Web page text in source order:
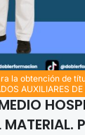
la obtención de
AUXILIARES DE